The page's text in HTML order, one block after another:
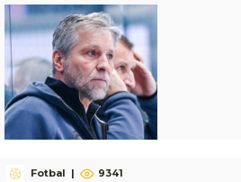
Fotbal | 9341